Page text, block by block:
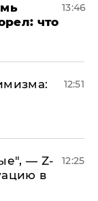
что
13:46
12:51
— Z-
в
12:25